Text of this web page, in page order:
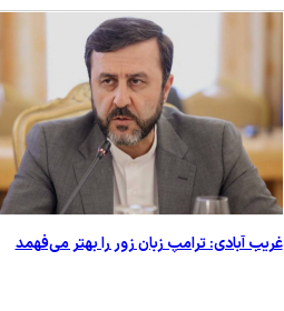
غریب آبادی: ترامپ زبان زور را بهتر می‌فهمد